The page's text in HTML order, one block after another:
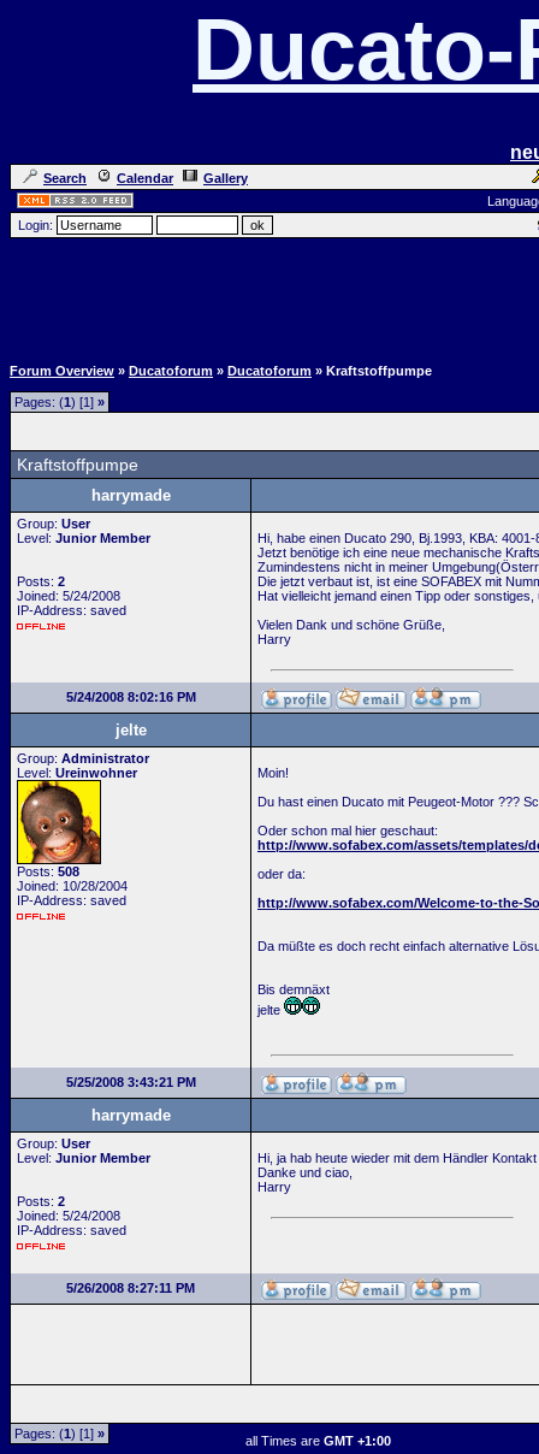
Search Calendar
Gallery
Login:
Forum Overview » Ducatoforum » Ducatoforum » Kraftstoffpumpe
Pages: (1) [1] »
Kraftstoffpumpe
harrymade
Group: User
Level: Junior Member
Posts: 2
Joined: 5/24/2008
IP-Address: saved
Hi, habe einen Ducato 290, Bj.1993, KBA:
Jetzt benötige ich eine neue mechanische
Zumindestens nicht in meiner
Die jetzt verbaut ist, ist eine SOFABEX mit
Hat vielleicht jemand einen Tipp oder
Vielen Dank und schöne Grüße,
Harry
5/24/2008 8:02:16 PM
jelte
Group: Administrator
Level: Ureinwohner
Posts: 508
Joined: 10/28/2004
IP-Address: saved
Moin!
Du hast einen Ducato mit Peugeot-Motor ???
Oder schon mal hier geschaut:
http://www.sofabex.com/assets/templates/
oder da:
http://www.sofabex.com/Welcome-to-the-
Da müßte es doch recht einfach alternative
Bis demnäxt
jelte
5/25/2008 3:43:21 PM
harrymade
Group: User
Level: Junior Member
Posts: 2
Joined: 5/24/2008
IP-Address: saved
Hi, ja hab heute wieder mit dem Händler
Danke und ciao,
Harry
5/26/2008 8:27:11 PM
Pages: (1) [1] » all Times are GMT +1:00